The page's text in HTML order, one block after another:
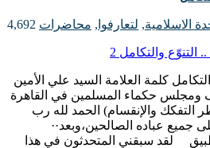
الاسلامية, لتعارفوا , محاضرات 4,692
كلمة العلامة السيد علي الأمين
حكماء المسلمين في القاهرة
التفكك والإنقسام) الحمد لله رب
جميع عباده الصالحين،وبعد··
لقد سبقني المتحدثون في هذا